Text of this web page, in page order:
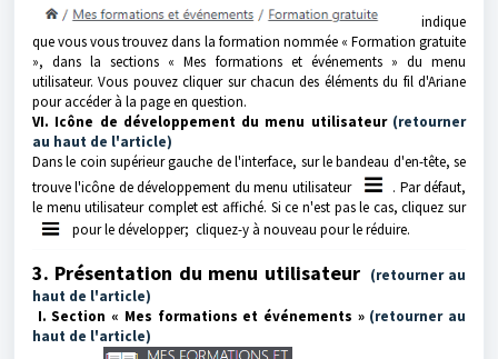
indique
que vous vous trouvez dans la formation nommée « Formation gratuite
», dans la sections « Mes formations et événements » du menu
utilisateur. Vous pouvez cliquer sur chacun des éléments du fil d'Ariane
pour accéder à la page en question.
VI. Icône de développement du menu utilisateur (retourner
au haut de l'article)
Dans le coin supérieur gauche de l'interface, sur le bandeau d'en-tête, se
trouve l'icône de développement du menu utilisateur
. Par défaut,
le menu utilisateur complet est affiché. Si ce n'est pas le cas, cliquez sur
pour le développer; cliquez-y à nouveau pour le réduire.
3. Présentation du menu utilisateur
(retourner au
haut de l'article)
I. Section « Mes formations et événements » (retourner au
haut de l'article)